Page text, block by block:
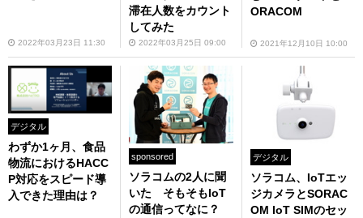
2022年03月23日 11:30
滞在人数をカウント
してみた
2022年03月25日 09:00
ORACOM
2021年12月10日 10:00
デジタル
わずか1ヶ月、食品
物流におけるHACC
P対応をスピード導
入できた理由は？
sponsored
ソラコムの2人に聞
いた そもそもIoT
の通信ってなに？
デジタル
ソラコム、IoTエッ
ジカメラとSORAC
OM IoT SIMのセッ